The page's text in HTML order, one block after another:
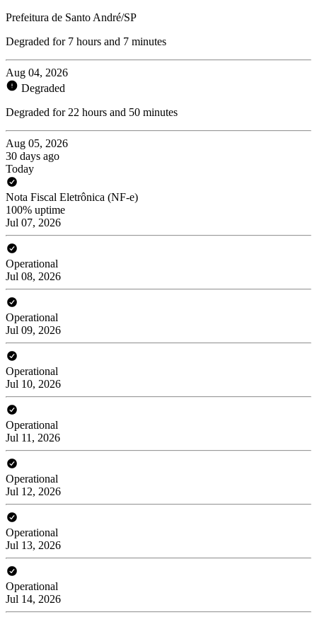
Prefeitura de Santo André/SP
Degraded for 7 hours and 7 minutes
Aug 04, 2026
Degraded
Degraded for 22 hours and 50 minutes
Aug 05, 2026
30 days ago
Today
Nota Fiscal Eletrônica (NF-e)
100% uptime
Jul 07, 2026
Operational
Jul 08, 2026
Operational
Jul 09, 2026
Operational
Jul 10, 2026
Operational
Jul 11, 2026
Operational
Jul 12, 2026
Operational
Jul 13, 2026
Operational
Jul 14, 2026